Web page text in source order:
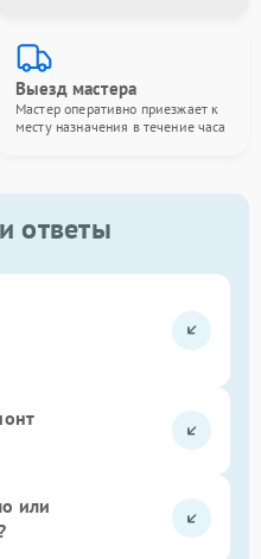
Выезд мастера
Мастер оперативно приезжает к
месту назначения в течение часа
ответы
или